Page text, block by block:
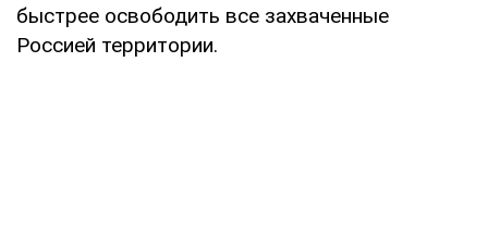
быстрее освободить все захваченные
Россией территории.